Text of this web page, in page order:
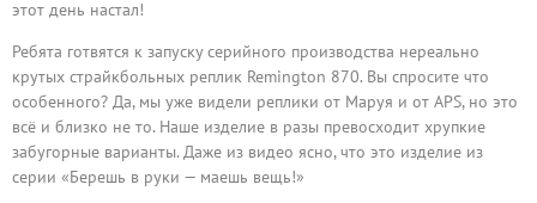
этот день настал!
Ребята готвятся к запуску серийного производства нереально
крутых страйкбольных реплик Remington 870. Вы спросите что
особенного? Да, мы уже видели реплики от Маруя и от APS, но это
всё и близко не то. Наше изделие в разы превосходит хрупкие
забугорные варианты. Даже из видео ясно, что это изделие из
серии «Берешь в руки — маешь вещь!»